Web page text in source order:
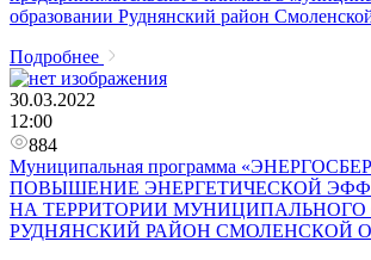
образовании Руднянский район
Подробнее
30.03.2022
12:00
884
Муниципальная программа
ПОВЫШЕНИЕ ЭНЕРГЕТИЧЕСКОЙ
НА ТЕРРИТОРИИ МУНИЦИПАЛЬНОГО
РУДНЯНСКИЙ РАЙОН СМОЛЕНСКОЙ